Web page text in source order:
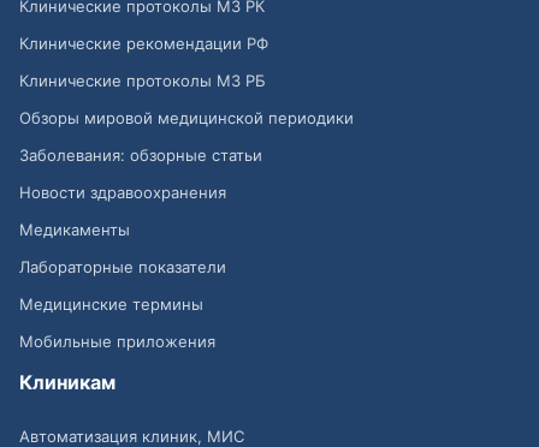
Клинические протоколы МЗ РК
Клинические рекомендации РФ
Клинические протоколы МЗ РБ
Обзоры мировой медицинской периодики
Заболевания: обзорные статьи
Новости здравоохранения
Медикаменты
Лабораторные показатели
Медицинские термины
Мобильные приложения
Клиникам
Автоматизация клиник, МИС